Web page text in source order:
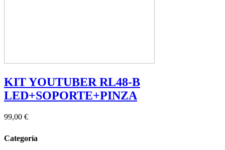
KIT YOUTUBER RL48-B
LED+SOPORTE+PINZA
99,00 €
Categoría